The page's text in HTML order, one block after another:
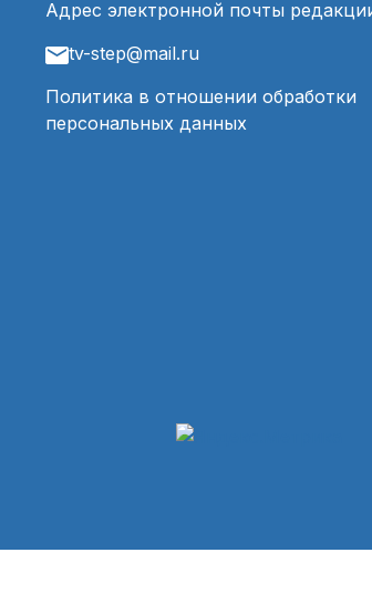
Адрес электронной почты
tv-step@mail.ru
Политика в отношении обработки
персональных данных